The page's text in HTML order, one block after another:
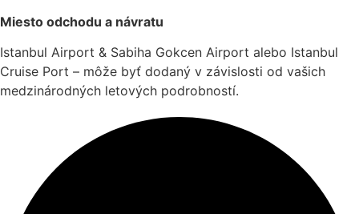
Miesto odchodu a návratu
Istanbul Airport & Sabiha Gokcen Airport alebo Istanbul
Cruise Port – môže byť dodaný v závislosti od vašich
medzinárodných letových podrobností.